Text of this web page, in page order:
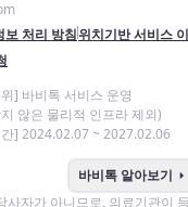
보 처리 방침위치기반 서비스
] 바비톡 서비스 운영
않은 물리적 인프라 제외)
] 2024.02.07 ~ 2027.02.06
바비톡 알아보기 arrow_right
사자가 아니므로, 의료기관이